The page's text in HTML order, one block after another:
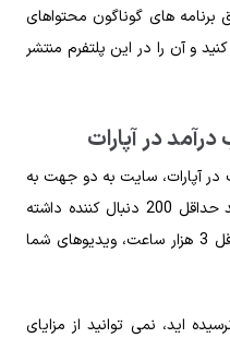
های گوناگون محتواهای
و آن را در این پلتفرم منتشر
آپارات، سایت به دو جهت به
بررسی کانال شما می‌ پردازد. ابتدا باید حداقل 200 دنبال‌ کننده داشته
باشید و سپس در مجموعه‌ ای از حداقل 3 هزار ساعت، ویدیوهای شما
اید، نمی‌ توانید از مزایای